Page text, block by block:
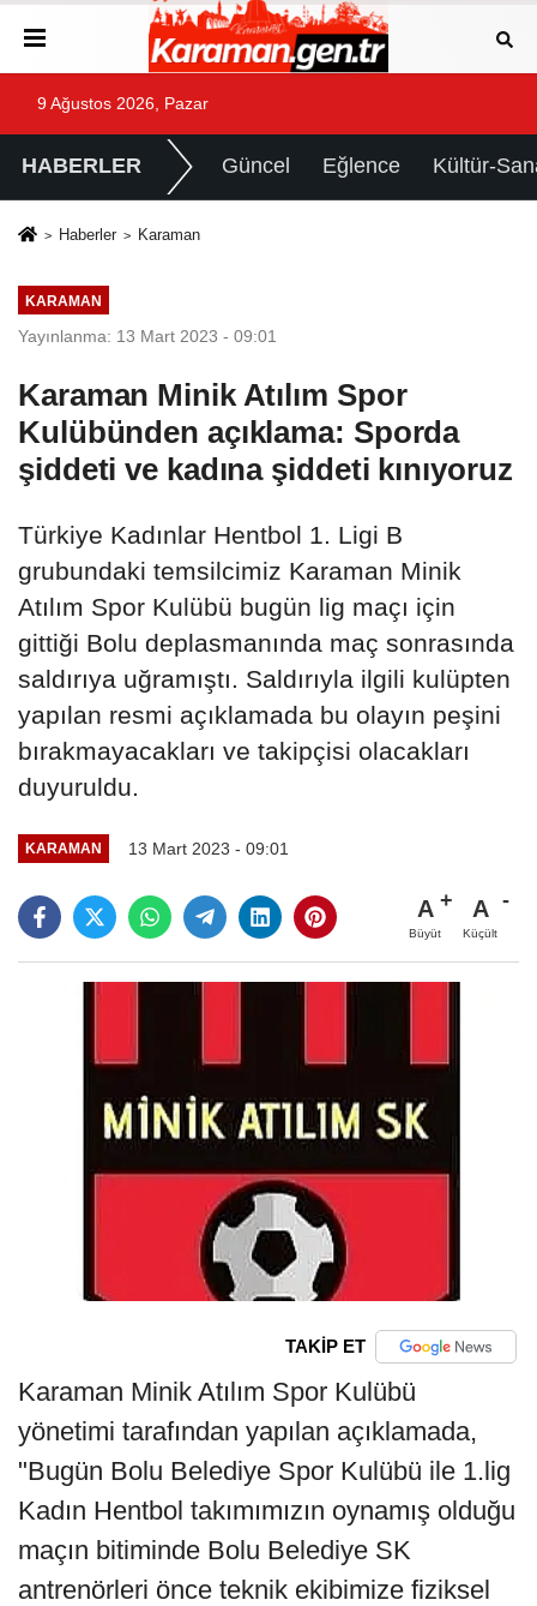
9 Ağustos 2026, Pazar
HABERLER Güncel Eğlence Kültür-
Haberler Karaman
KARAMAN
Yayınlanma: 13 Mart 2023 - 09:01
Karaman Minik Atılım Spor
Kulübünden açıklama: Sporda
şiddeti ve kadına şiddeti kınıyoruz
Türkiye Kadınlar Hentbol 1. Ligi B
grubundaki temsilcimiz Karaman Minik
Atılım Spor Kulübü bugün lig maçı için
gittiği Bolu deplasmanında maç sonrasında
saldırıya uğramıştı. Saldırıyla ilgili kulüpten
yapılan resmi açıklamada bu olayın peşini
bırakmayacakları ve takipçisi olacakları
duyuruldu.
KARAMAN 13 Mart 2023 - 09:01
A
Büyüt
A
Küçült
TAKİP ET
Karaman Minik Atılım Spor Kulübü
yönetimi tarafından yapılan açıklamada,
"Bugün Bolu Belediye Spor Kulübü ile 1.lig
Kadın Hentbol takımımızın oynamış olduğu
maçın bitiminde Bolu Belediye SK
antrenörleri önce teknik ekibimize fiziksel